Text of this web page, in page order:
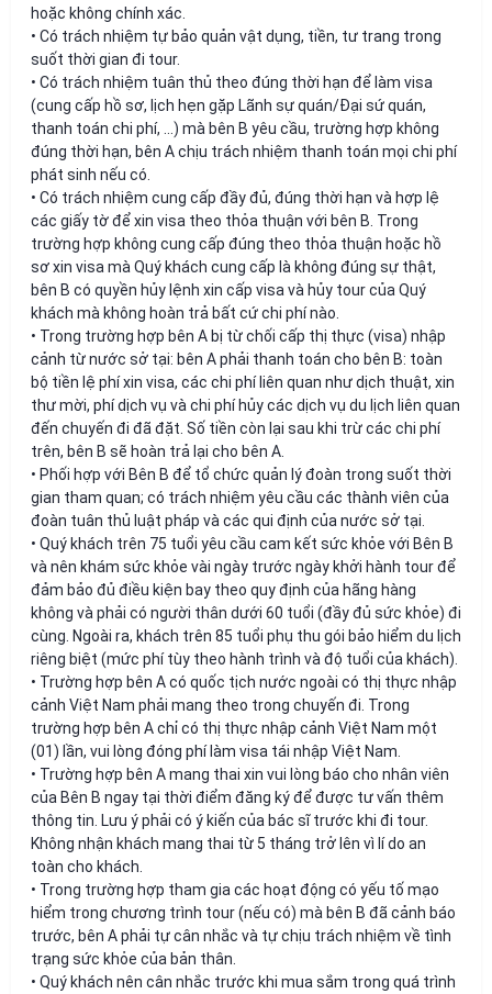
hoặc không chính xác.
• Có trách nhiệm tự bảo quản vật dụng, tiền, tư trang trong
suốt thời gian đi tour.
• Có trách nhiệm tuân thủ theo đúng thời hạn để làm visa
(cung cấp hồ sơ, lịch hẹn gặp Lãnh sự quán/Đại sứ quán,
thanh toán chi phí, …) mà bên B yêu cầu, trường hợp không
đúng thời hạn, bên A chịu trách nhiệm thanh toán mọi chi phí
phát sinh nếu có.
• Có trách nhiệm cung cấp đầy đủ, đúng thời hạn và hợp lệ
các giấy tờ để xin visa theo thỏa thuận với bên B. Trong
trường hợp không cung cấp đúng theo thỏa thuận hoặc hồ
sơ xin visa mà Quý khách cung cấp là không đúng sự thật,
bên B có quyền hủy lệnh xin cấp visa và hủy tour của Quý
khách mà không hoàn trả bất cứ chi phí nào.
• Trong trường hợp bên A bị từ chối cấp thị thực (visa) nhập
cảnh từ nước sở tại: bên A phải thanh toán cho bên B: toàn
bộ tiền lệ phí xin visa, các chi phí liên quan như dịch thuật, xin
thư mời, phí dịch vụ và chi phí hủy các dịch vụ du lịch liên quan
đến chuyến đi đã đặt. Số tiền còn lại sau khi trừ các chi phí
trên, bên B sẽ hoàn trả lại cho bên A.
• Phối hợp với Bên B để tổ chức quản lý đoàn trong suốt thời
gian tham quan; có trách nhiệm yêu cầu các thành viên của
đoàn tuân thủ luật pháp và các qui định của nước sở tại.
• Quý khách trên 75 tuổi yêu cầu cam kết sức khỏe với Bên B
và nên khám sức khỏe vài ngày trước ngày khởi hành tour để
đảm bảo đủ điều kiện bay theo quy định của hãng hàng
không và phải có người thân dưới 60 tuổi (đầy đủ sức khỏe) đi
cùng. Ngoài ra, khách trên 85 tuổi phụ thu gói bảo hiểm du lịch
riêng biệt (mức phí tùy theo hành trình và độ tuổi của khách).
• Trường hợp bên A có quốc tịch nước ngoài có thị thực nhập
cảnh Việt Nam phải mang theo trong chuyến đi. Trong
trường hợp bên A chỉ có thị thực nhập cảnh Việt Nam một
(01) lần, vui lòng đóng phí làm visa tái nhập Việt Nam.
• Trường hợp bên A mang thai xin vui lòng báo cho nhân viên
của Bên B ngay tại thời điểm đăng ký để được tư vấn thêm
thông tin. Lưu ý phải có ý kiến của bác sĩ trước khi đi tour.
Không nhận khách mang thai từ 5 tháng trở lên vì lí do an
toàn cho khách.
• Trong trường hợp tham gia các hoạt động có yếu tố mạo
hiểm trong chương trình tour (nếu có) mà bên B đã cảnh báo
trước, bên A phải tự cân nhắc và tự chịu trách nhiệm về tình
trạng sức khỏe của bản thân.
• Quý khách nên cân nhắc trước khi mua sắm trong quá trình